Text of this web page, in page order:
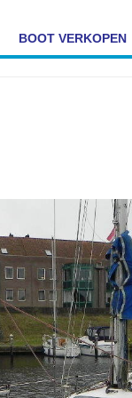
BOOT VERKOPEN